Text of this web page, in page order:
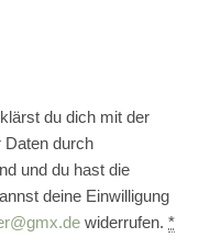
du dich mit der
Daten durch
und du hast die
deine Einwilligung
widerrufen. *